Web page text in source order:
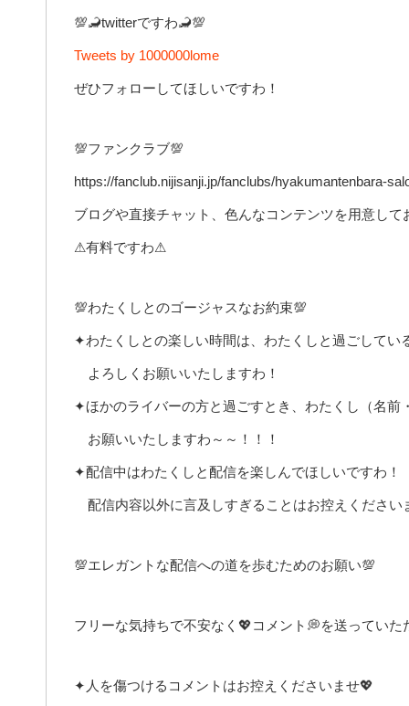
💯🦂twitterですわ🦂💯
Tweets by 1000000lome
ぜひフォローしてほしいですわ！
💯ファンクラブ💯
https://fanclub.nijisanji.jp/fanclubs/hyakumantenbara-
ブログや直接チャット、色んなコンテンツを用意して
⚠有料ですわ⚠
💯わたくしとのゴージャスなお約束💯
✦わたくしとの楽しい時間は、わたくしと過ごしてい
よろしくお願いいたしますわ！
✦ほかのライバーの方と過ごすとき、わたくし（名前
お願いいたしますわ～～！！！
✦配信中はわたくしと配信を楽しんでほしいですわ！
配信内容以外に言及しすぎることはお控えください
💯エレガントな配信への道を歩むためのお願い💯
フリーな気持ちで不安なく💖コメント💭を送っていた
✦人を傷つけるコメントはお控えくださいませ💖